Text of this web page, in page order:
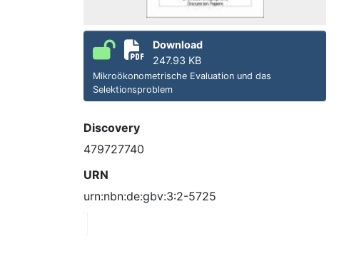
Download
247.93 KB
Mikroökonometrische Evaluation und das
Selektionsproblem
Discovery
479727740
URN
urn:nbn:de:gbv:3:2-5725